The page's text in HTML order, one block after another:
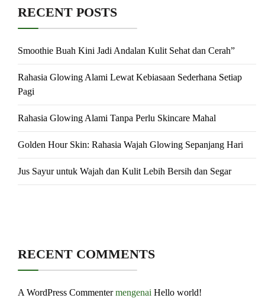
RECENT POSTS
Smoothie Buah Kini Jadi Andalan Kulit Sehat dan Cerah”
Rahasia Glowing Alami Lewat Kebiasaan Sederhana Setiap
Pagi
Rahasia Glowing Alami Tanpa Perlu Skincare Mahal
Golden Hour Skin: Rahasia Wajah Glowing Sepanjang Hari
Jus Sayur untuk Wajah dan Kulit Lebih Bersih dan Segar
RECENT COMMENTS
A WordPress Commentermengenai Hello world!